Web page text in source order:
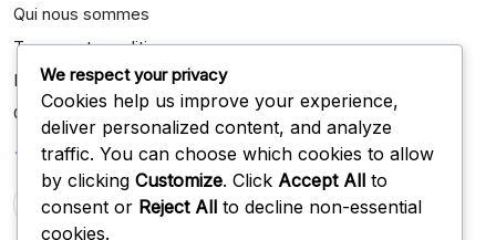
Qui nous sommes
Termes et conditions
Entrer en contact
Cookies et suivi
Recherche
We respect your privacy
Cookies help us improve your experience,
deliver personalized content, and analyze
traffic. You can choose which cookies to allow
by clicking Customize. Click Accept All to
consent or Reject All to decline non-essential
cookies.